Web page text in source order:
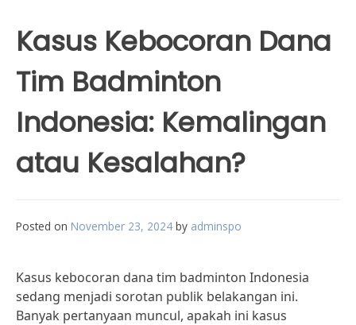
Kasus Kebocoran Dana
Tim Badminton
Indonesia: Kemalingan
atau Kesalahan?
Posted on November 23, 2024 by adminspo
Kasus kebocoran dana tim badminton Indonesia
sedang menjadi sorotan publik belakangan ini.
Banyak pertanyaan muncul, apakah ini kasus